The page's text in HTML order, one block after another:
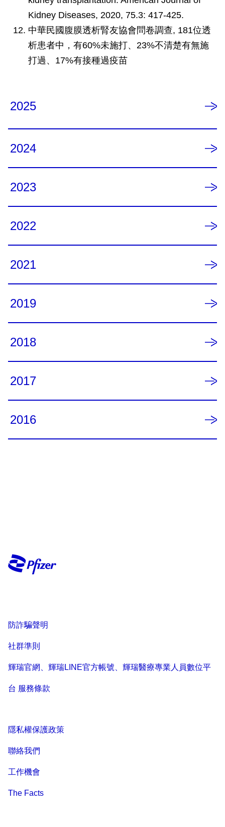
Kidney Diseases, 2020, 75.3: 417-425.
中華民國腹膜透析腎友協會問卷調查, 181位透
析患者中，有60%未施打、23%不清楚有無施
打過、17%有接種過疫苗
2025
2024
2023
2022
2021
2019
2018
2017
2016
防詐騙聲明
社群準則
輝瑞官網、輝瑞LINE官方帳號、輝瑞醫療專業人員數位平
台 服務條款
隱私權保護政策
聯絡我們
工作機會
The Facts